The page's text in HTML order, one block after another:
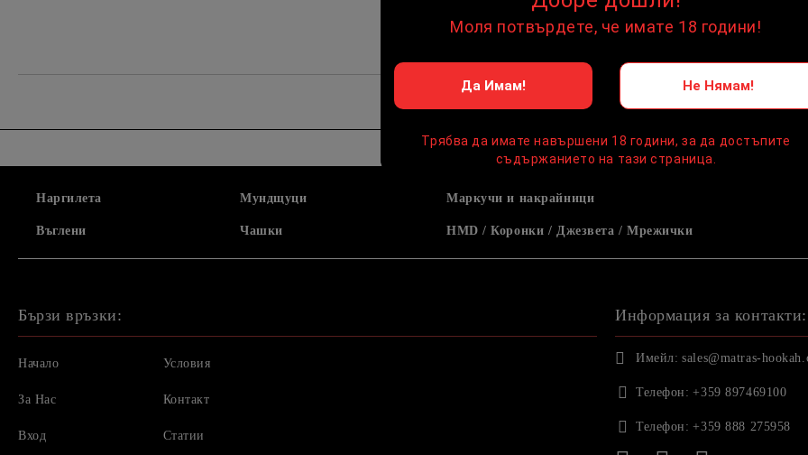
Наргилета
Въглени
Мундщуци
Чашки
Маркучи и накрайници
HMD / Коронки / Джезвета / Мрежички
Бързи връзки:
Начало
За Нас
Вход
Условия
Контакт
Статии
Информация за контакти:
Имейл: sales@matras-
Телефон: +359 897469100
Телефон: +359 888 275958
Моля потвърдете, че имате 18 години!
Да Имам! Не Нямам!
Трябва да имате навършени 18 години, за да достъпите
съдържанието на тази страница.